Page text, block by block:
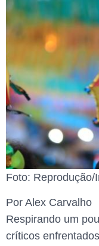
Foto: Reprodução/
Por Alex Carvalho
Respirando um
críticos